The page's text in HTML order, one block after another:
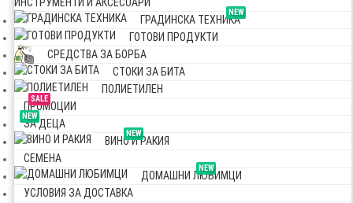
ИНСТРУМЕНТИ И АКСЕСОАРИ
NEW
ГРАДИНСКА ТЕХНИКА
ГОТОВИ ПРОДУКТИ
СРЕДСТВА ЗА БОРБА
СТОКИ ЗА БИТА
ПОЛИЕТИЛЕН
SALE
ПРОМОЦИИ
NEW
ЗА ДЕЦА
NEW
ВИНО И РАКИЯ
СЕМЕНА
NEW
ДОМАШНИ ЛЮБИМЦИ
УСЛОВИЯ ЗА ДОСТАВКА